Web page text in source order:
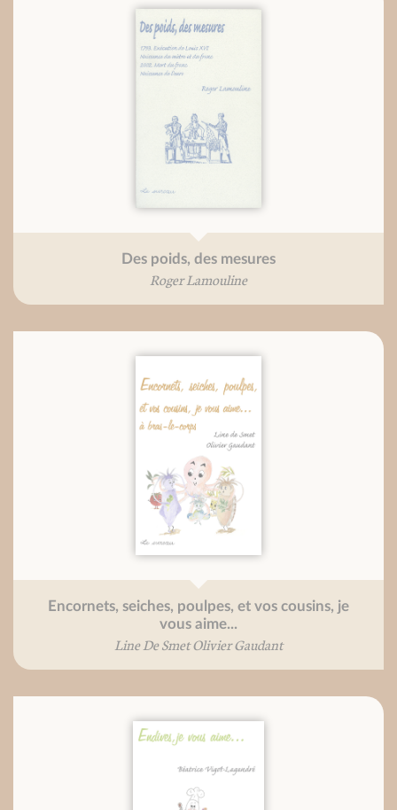
Des poids, des mesures
Roger Lamouline
Encornets, seiches, poulpes, et vos cousins, je
vous aime...
Line De Smet Olivier Gaudant